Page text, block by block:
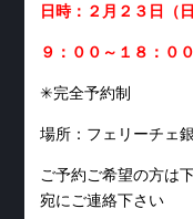
日時：２月２３日（
９：００～１８：００
✳︎完全予約制
場所：フェリーチェ
ご予約ご希望の方は
宛にご連絡下さい